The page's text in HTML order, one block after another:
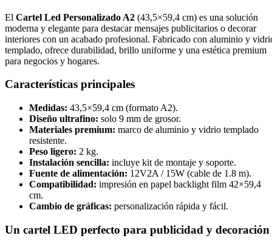
El Cartel Led Personalizado A2 (43,5×59,4 cm) es una solución
moderna y elegante para destacar mensajes publicitarios o decorar
interiores con un acabado profesional. Fabricado con aluminio y
templado, ofrece durabilidad, brillo uniforme y una estética premium
para negocios y hogares.
Características principales
Medidas: 43,5×59,4 cm (formato A2).
Diseño ultrafino: solo 9 mm de grosor.
Materiales premium: marco de aluminio y vidrio templado
resistente.
Peso ligero: 2 kg.
Instalación sencilla: incluye kit de montaje y soporte.
Fuente de alimentación: 12V2A / 15W (cable de 1.8 m).
Compatibilidad: impresión en papel backlight film 42×59,4
cm.
Cambio de gráficas: personalización rápida y fácil.
Un cartel LED perfecto para publicidad y decoración